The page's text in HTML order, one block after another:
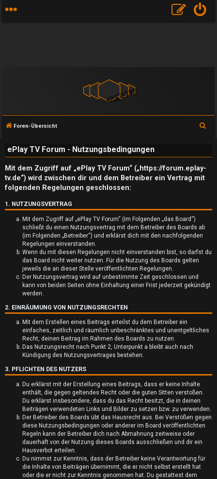
b
n
Foren-Übersicht
ePlay TV Forum - Nutzungsbedingungen
Mit dem Zugriff auf „ePlay TV Forum“ („https://forum.eplay-
tv.de“) wird zwischen dir und dem Betreiber ein Vertrag mit
folgenden Regelungen geschlossen:
1. NUTZUNGSVERTRAG
Mit dem Zugriff auf „ePlay TV Forum“ (im Folgenden „das Board“)
schließt du einen Nutzungsvertrag mit dem Betreiber des Boards ab
(im Folgenden „Betreiber“) und erklärst dich mit den nachfolgenden
Regelungen einverstanden.
Wenn du mit diesen Regelungen nicht einverstanden bist, so darfst du
das Board nicht weiter nutzen. Für die Nutzung des Boards gelten
jeweils die an dieser Stelle veröffentlichten Regelungen.
Der Nutzungsvertrag wird auf unbestimmte Zeit geschlossen und
kann von beiden Seiten ohne Einhaltung einer Frist jederzeit gekündigt
werden.
2. EINRÄUMUNG VON NUTZUNGSRECHTEN
Mit dem Erstellen eines Beitrags erteilst du dem Betreiber ein
einfaches, zeitlich und räumlich unbeschränktes und unentgeltliches
Recht, deinen Beitrag im Rahmen des Boards zu nutzen.
Das Nutzungsrecht nach Punkt 2, Unterpunkt a bleibt auch nach
Kündigung des Nutzungsvertrages bestehen.
3. PFLICHTEN DES NUTZERS
Du erklärst mit der Erstellung eines Beitrags, dass er keine Inhalte
enthält, die gegen geltendes Recht oder die guten Sitten verstoßen.
Du erklärst insbesondere, dass du das Recht besitzt, die in deinen
Beiträgen verwendeten Links und Bilder zu setzen bzw. zu verwenden.
Der Betreiber des Boards übt das Hausrecht aus. Bei Verstößen gegen
diese Nutzungsbedingungen oder anderer im Board veröffentlichten
Regeln kann der Betreiber dich nach Abmahnung zeitweise oder
dauerhaft von der Nutzung dieses Boards ausschließen und dir ein
Hausverbot erteilen.
Du nimmst zur Kenntnis, dass der Betreiber keine Verantwortung für
die Inhalte von Beiträgen übernimmt, die er nicht selbst erstellt hat
oder die er nicht zur Kenntnis genommen hat. Du gestattest dem